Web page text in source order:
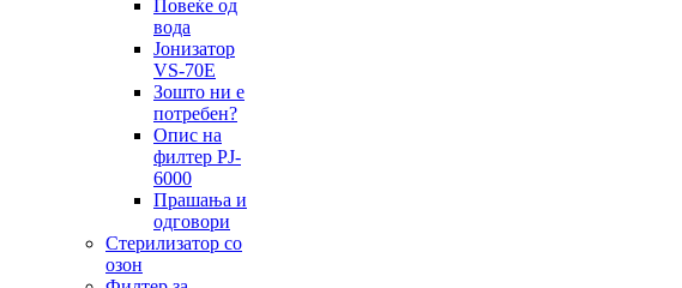
Повеќе од
вода
Јонизатор
VS-70E
Зошто ни е
потребен?
Опис на
филтер PJ-
6000
Прашања и
одговори
Стерилизатор со
озон